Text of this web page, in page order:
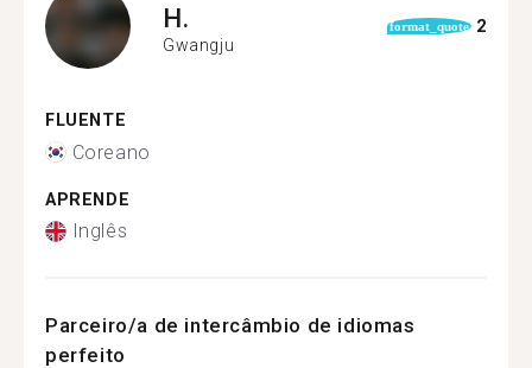
H.
Gwangju
format_quote 2
FLUENTE
Coreano
APRENDE
Inglês
Parceiro/a de intercâmbio de idiomas
perfeito